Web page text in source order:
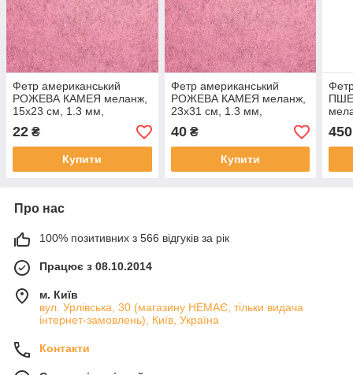
Фетр американський
РОЖЕВА КАМЕЯ меланж,
15x23 см, 1.3 мм,
22 ₴
Купити
Фетр американський
РОЖЕВА КАМЕЯ меланж,
23x31 см, 1.3 мм,
40₴
Купити
450
Про нас
100% позитивних з 566 відгуків за рік
Працює з 08.10.2014
м. Київ
вул. Урлівська, 30 (магазину НЕМАЄ, тільки видача
інтернет-замовлень), Київ, Україна
Контакти